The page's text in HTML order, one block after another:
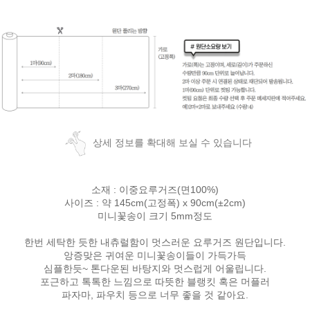
상세 정보를 확대해 보실 수 있습니다
소재 : 이중요루거즈(면100%)
사이즈 : 약 145cm(고정폭) x 90cm(±2cm)
미니꽃송이 크기 5mm정도
한번 세탁한 듯한 내츄럴함이 멋스러운 요루거즈 원단입니다.
앙증맞은 귀여운 미니꽃송이들이 가득가득
심플한듯~ 톤다운된 바탕지와 멋스럽게 어울립니다.
포근하고 톡톡한 느낌으로 따뜻한 블랭킷 혹은 머플러
파자마, 파우치 등으로 너무 좋을 것 같아요.